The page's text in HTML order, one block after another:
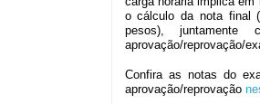
o cálculo da nota final
pesos),
aprovação/reprovação/
Confira as notas do
aprovação/reprovação